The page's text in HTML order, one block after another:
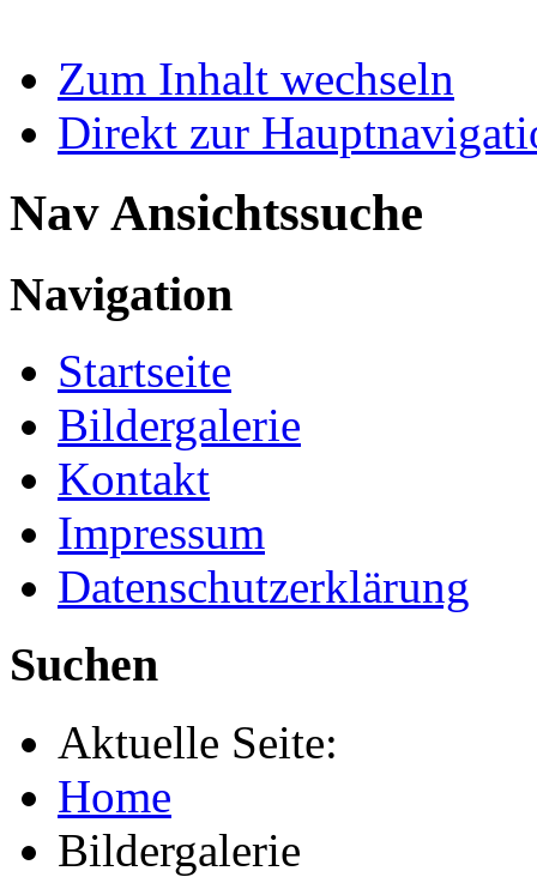
Zum Inhalt wechseln
Direkt zur
Nav Ansichtssuche
Navigation
Startseite
Bildergalerie
Kontakt
Impressum
Datenschutzerklärung
Suchen
Aktuelle Seite:
Home
Bildergalerie